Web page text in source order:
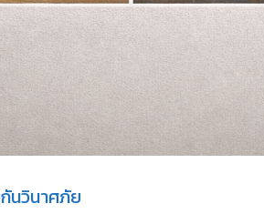
นวินาศภัย